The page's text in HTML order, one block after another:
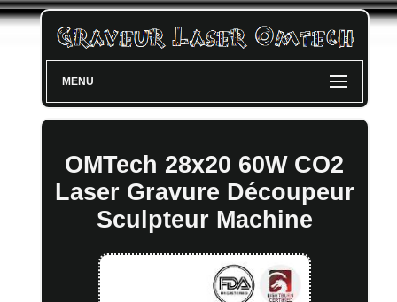
MENU
OMTech 28x20 60W CO2
Laser Gravure Découpeur
Sculpteur Machine